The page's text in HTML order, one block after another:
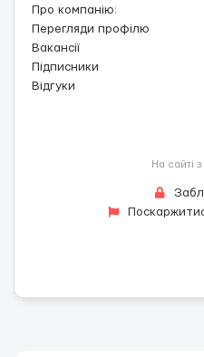
Про компанію:
Перегляди профілю
Вакансії
Підписники
Відгуки
На сайті з